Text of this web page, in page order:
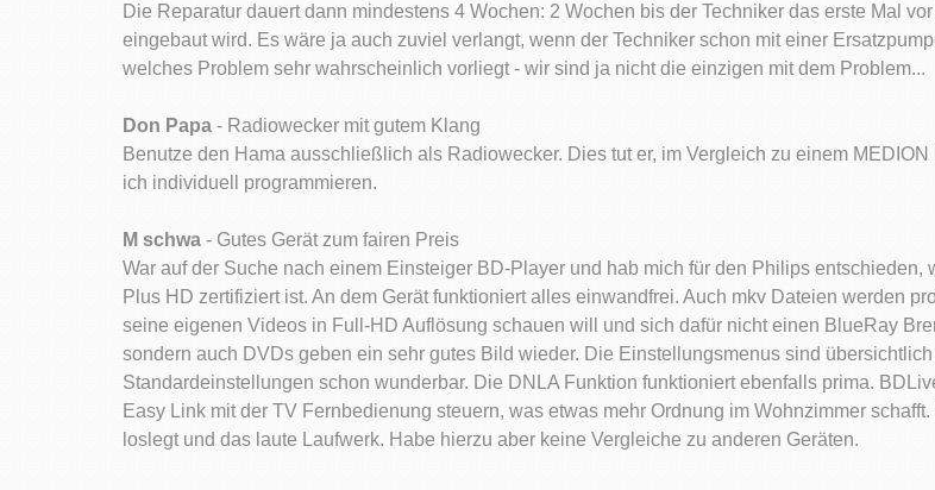
Die Reparatur dauert dann mindestens 4 Wochen: 2 Wochen bis der Techniker das erste Mal
eingebaut wird. Es wäre ja auch zuviel verlangt, wenn der Techniker schon mit einer
welches Problem sehr wahrscheinlich vorliegt - wir sind ja nicht die einzigen mit dem Problem...
Don Papa - Radiowecker mit gutem Klang
Benutze den Hama ausschließlich als Radiowecker. Dies tut er, im Vergleich zu einem
ich individuell programmieren.
M schwa - Gutes Gerät zum fairen Preis
War auf der Suche nach einem Einsteiger BD-Player und hab mich für den Philips
Plus HD zertifiziert ist. An dem Gerät funktioniert alles einwandfrei. Auch mkv Dateien werden
seine eigenen Videos in Full-HD Auflösung schauen will und sich dafür nicht einen BlueRay
sondern auch DVDs geben ein sehr gutes Bild wieder. Die Einstellungsmenus sind
Standardeinstellungen schon wunderbar. Die DNLA Funktion funktioniert ebenfalls prima.
Easy Link mit der TV Fernbedienung steuern, was etwas mehr Ordnung im Wohnzimmer
loslegt und das laute Laufwerk. Habe hierzu aber keine Vergleiche zu anderen Geräten.